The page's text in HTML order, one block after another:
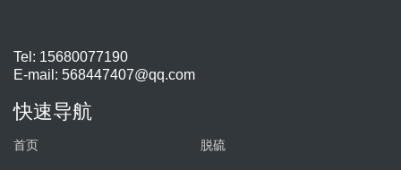
Tel: 15680077190
E-mail: 568447407@qq.com
快速导航
首页 脱硫